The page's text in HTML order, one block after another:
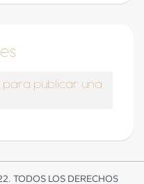
para publicar una
TODOS LOS DERECHOS